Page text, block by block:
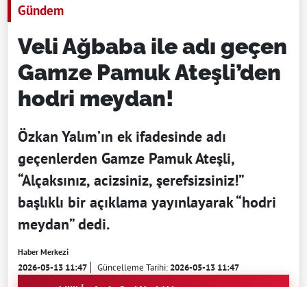
Gündem
Veli Ağbaba ile adı geçen
Gamze Pamuk Ateşli’den
hodri meydan!
Özkan Yalım’ın ek ifadesinde adı
geçenlerden Gamze Pamuk Ateşli,
“Alçaksınız, acizsiniz, şerefsizsiniz!”
başlıklı bir açıklama yayınlayarak “hodri
meydan” dedi.
Haber Merkezi
2026-05-13 11:47 Güncelleme Tarihi:2026-05-13 11:47